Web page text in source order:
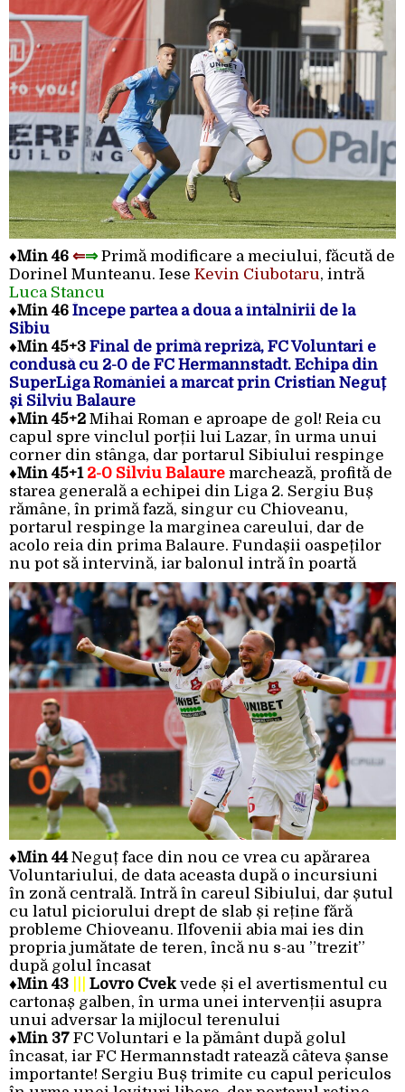
♦Min 46 ⇐⇒Primă modificare a meciului, făcută de
Dorinel Munteanu. Iese Kevin Ciubotaru, intră
Luca Stancu
♦Min 46 Începe partea a doua a întâlnirii de la
Sibiu
♦Min 45+3 Final de primă repriză, FC Voluntari e
condusă cu 2-0 de FC Hermannstadt. Echipa din
SuperLiga României a marcat prin Cristian Neguț
și Silviu Balaure
♦Min 45+2 Mihai Roman e aproape de gol! Reia cu
capul spre vinclul porții lui Lazar, în urma unui
corner din stânga, dar portarul Sibiului respinge
♦Min 45+12-0 Silviu Balaure marchează, profită de
starea generală a echipei din Liga 2. Sergiu Buș
rămâne, în primă fază, singur cu Chioveanu,
portarul respinge la marginea careului, dar de
acolo reia din prima Balaure. Fundașii oaspeților
nu pot să intervină, iar balonul intră în poartă
♦Min 44Neguț face din nou ce vrea cu apărarea
Voluntariului, de data aceasta după o incursiuni
în zonă centrală. Intră în careul Sibiului, dar șutul
cu latul piciorului drept de slab și reține fără
probleme Chioveanu. Ilfovenii abia mai ies din
propria jumătate de teren, încă nu s-au ”trezit”
după golul încasat
♦Min 43 Lovro Cvekvede și el avertismentul cu
cartonaș galben, în urma unei intervenții asupra
unui adversar la mijlocul terenului
♦Min 37 FC Voluntari e la pământ după golul
încasat, iar FC Hermannstadt ratează câteva șanse
importante! Sergiu Buș trimite cu capul periculos